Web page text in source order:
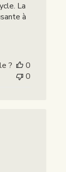
La
à
?
0
0